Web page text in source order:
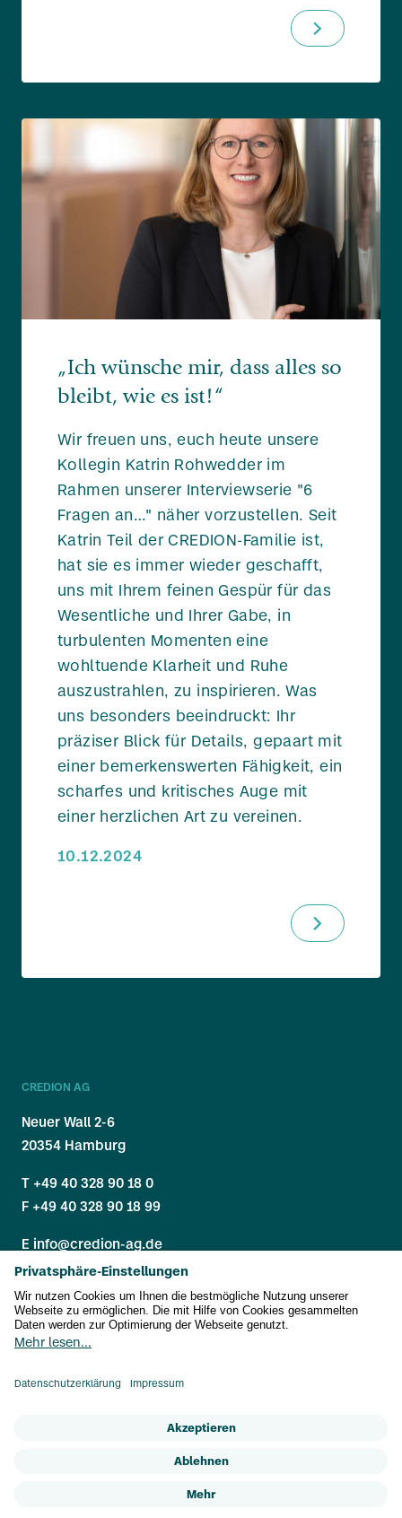
„Ich wünsche mir, dass alles so
bleibt, wie es ist!“
Wir freuen uns, euch heute unsere
Kollegin Katrin Rohwedder im
Rahmen unserer Interviewserie "6
Fragen an…" näher vorzustellen. Seit
Katrin Teil der CREDION-Familie ist,
hat sie es immer wieder geschafft,
uns mit Ihrem feinen Gespür für das
Wesentliche und Ihrer Gabe, in
turbulenten Momenten eine
wohltuende Klarheit und Ruhe
auszustrahlen, zu inspirieren. Was
uns besonders beeindruckt: Ihr
präziser Blick für Details, gepaart mit
einer bemerkenswerten Fähigkeit, ein
scharfes und kritisches Auge mit
einer herzlichen Art zu vereinen.
10.12.2024
CREDION AG
Neuer Wall 2-6
20354 Hamburg
T +49 40 328 90 18 0
F +49 40 328 90 18 99
E info@credion-ag.de
Hinweisgeberstelle
Produktbezogene Informationen
Informationen zur Nachhaltigkeit